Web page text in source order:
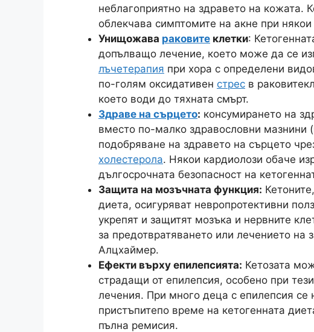
неблагоприятно на здравето на кожата.
облекчава симптомите на акне при някои
Унищожава раковите клетки:
допълващо лечение, което може да се
лъчетерапия при хора с определени
по-голям оксидативен стрес в раковите
което води до тяхната смърт.
Здраве на сърцето: консумирането на
вместо по-малко здравословни мазнини
подобряване на здравето на сърцето
холестерола. Някои кардиолози обаче
дългосрочната безопасност на
Защита на мозъчната функция:
диета, осигуряват невропротективни
укрепят и защитят мозъка и нервните
за предотвратяването или лечението на
Алцхаймер.
Ефекти върху епилепсията: Кетозата
страдащи от епилепсия, особено при
лечения. При много деца с епилепсия
пристъпитепо време на кетогенната
пълна ремисия.